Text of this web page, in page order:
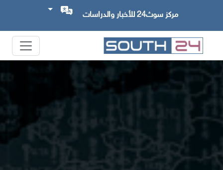
مركز سوث24 للأخبار والدراسات